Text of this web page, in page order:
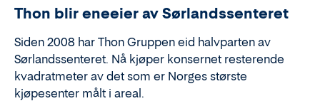
Thon blir eneeier av Sørlandssenteret
Siden 2008 har Thon Gruppen eid halvparten av
Sørlandssenteret. Nå kjøper konsernet resterende
kvadratmeter av det som er Norges største
kjøpesenter målt i areal.